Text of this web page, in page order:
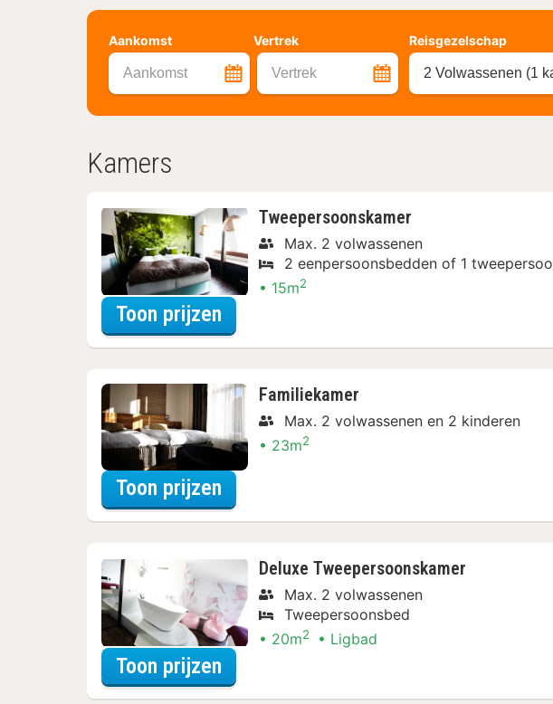
Aankomst Vertrek
Aankomst Vertrek
Reisgezelschap
2 Volwassenen (1
Kamers
Tweepersoonskamer
Max. 2 volwassenen
2 eenpersoonsbedden of 1
15m2
Toon prijzen
Familiekamer
Max. 2 volwassenen en 2 kinderen
23m2
Toon prijzen
Deluxe Tweepersoonskamer
Max. 2 volwassenen
Tweepersoonsbed
20m2 Ligbad
Toon prijzen